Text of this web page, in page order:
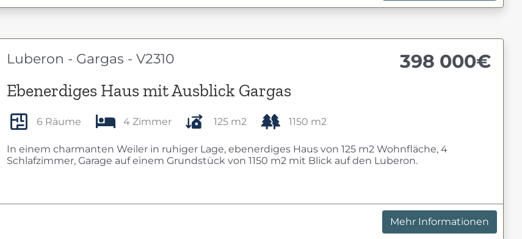
Luberon - Gargas - V2310 398 000€
Ebenerdiges Haus mit Ausblick Gargas
6 Räume 4 Zimmer 125 m2 1150 m2
In einem charmanten Weiler in ruhiger Lage, ebenerdiges Haus von 125 m2 Wohnfläche, 4
Schlafzimmer, Garage auf einem Grundstück von 1150 m2 mit Blick auf den Luberon.
Mehr Informationen